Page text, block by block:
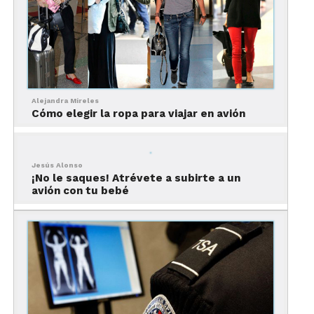
Ten a mano un objeto en el
que enfocarte
Un libro, un móvil inteligente, ponte a escuchar
música, escribe.
Cierra los ojos y reclina el
asiento
Alejandra Mireles
Cómo elegir la ropa para viajar en avión
Jesús Alonso
¡No le saques! Atrévete a subirte a un
avión con tu bebé